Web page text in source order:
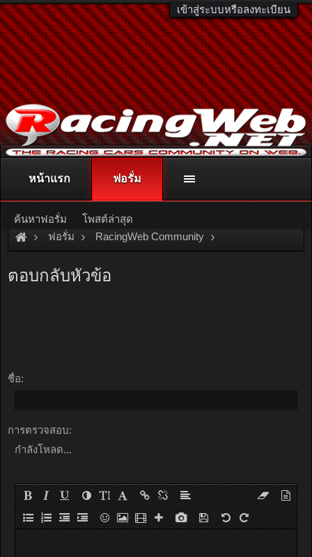
เข้าสู่ระบบหรือลงทะเบียน
ติดต่อลงโฆษณา racingweb@gmail.comหรือโทร. 081-811-1138
หรืออ่านรายละเอียดเพิ่มเติม คลิกที่นี่
ฟอรั่ม RacingWeb Community
ตอบกลับหัวข้อ
ชื่อ:
การตรวจสอบ:
กำลังโหลด...
หน้าแรก ฟอรั่ม
ค้นหาฟอรั่ม โพสต์ล่าสุด